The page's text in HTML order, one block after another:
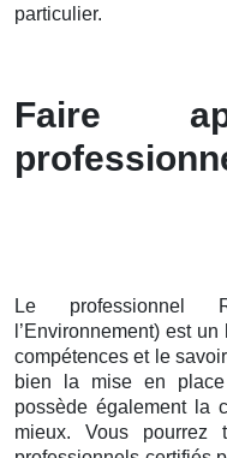
particulier.
Faire
Le professionnel
l’Environnement) est
compétences et le
bien la mise en
possède également la
mieux. Vous pourrez